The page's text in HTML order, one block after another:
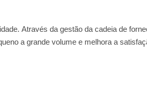
Através da gestão da cadeia de
a grande volume e melhora a